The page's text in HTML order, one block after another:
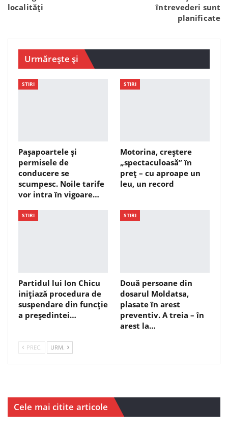
localități
întrevederi sunt
planificate
Urmărește și
STIRI
Pașapoartele și
permisele de
conducere se
scumpesc. Noile tarife
vor intra în vigoare…
STIRI
Motorina, creștere
„spectaculoasă” în
preț – cu aproape un
leu, un record
STIRI
Partidul lui Ion Chicu
inițiază procedura de
suspendare din funcție
a președintei…
STIRI
Două persoane din
dosarul Moldatsa,
plasate în arest
preventiv. A treia – în
arest la…
PREC. URM.
Cele mai citite articole